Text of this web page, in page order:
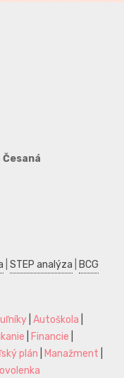
Česaná
STEP analýza
BCG
Autoškola
Financie
plán Manažment